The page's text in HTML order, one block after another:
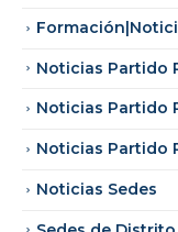
Noticias Partido
Noticias Partido
Noticias Partido
Noticias Sedes